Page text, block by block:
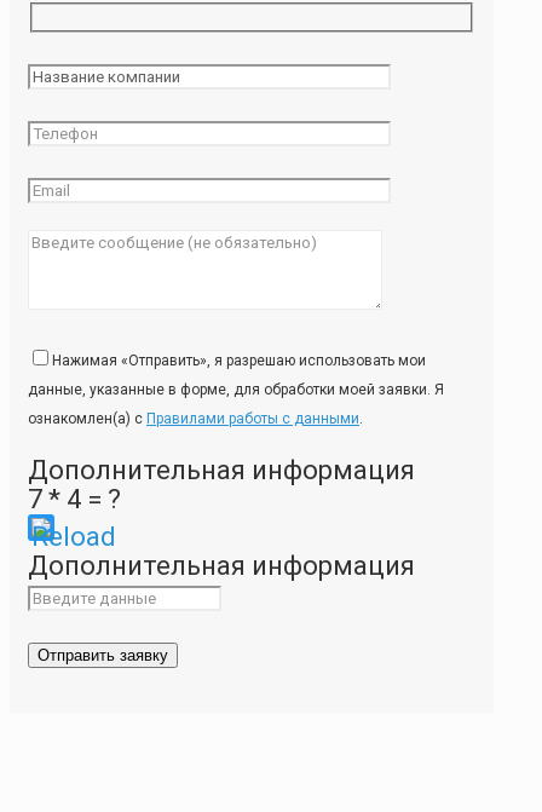
Нажимая «Отправить», я разрешаю использовать мои
данные, указанные в форме, для обработки моей заявки. Я
ознакомлен(а) с Правилами работы с данными.
Дополнительная информация
7 * 4 = ?
Please
enter
characters
Дополнительная информация